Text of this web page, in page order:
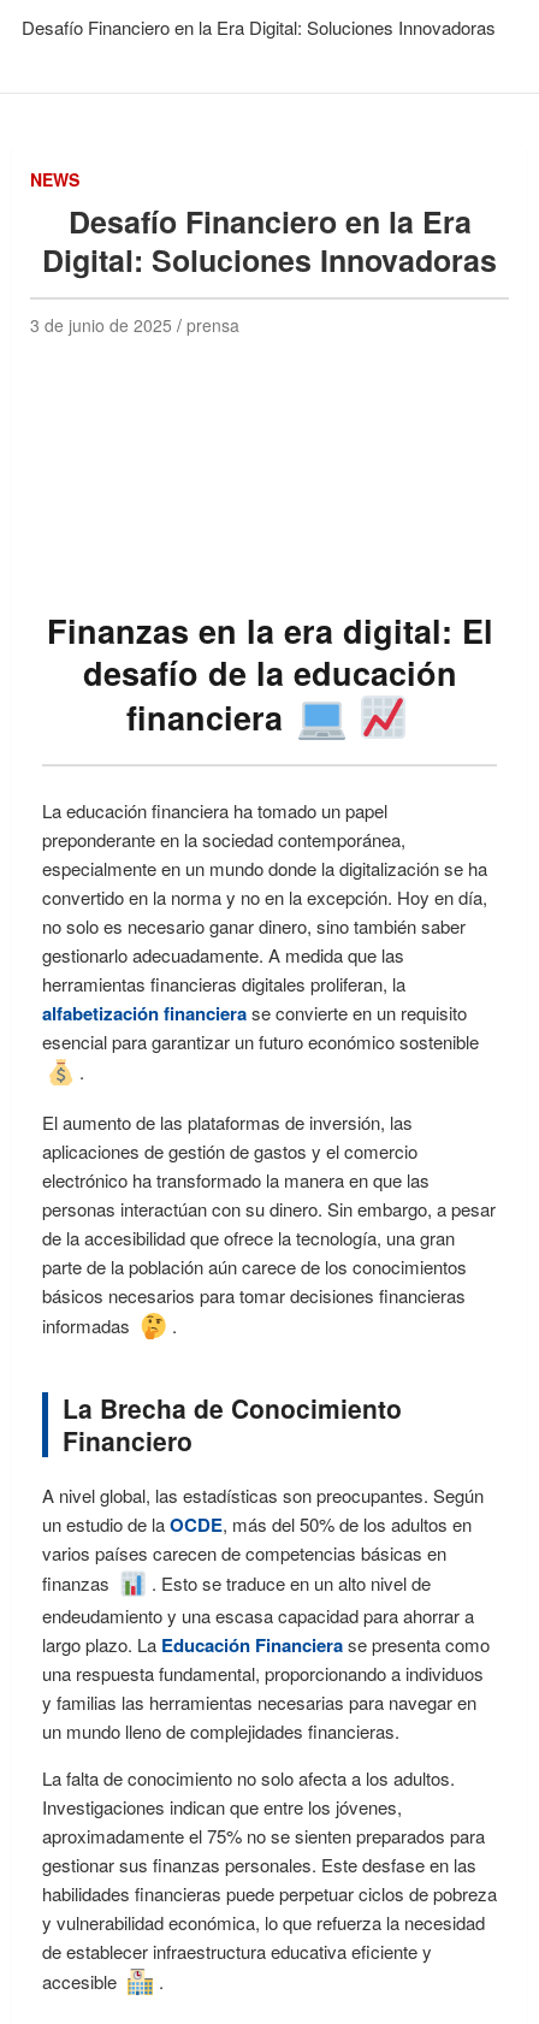
Desafío Financiero en la Era Digital: Soluciones Innovadoras
NEWS
Desafío Financiero en la Era
Digital: Soluciones Innovadoras
3 de junio de 2025 prensa
Finanzas en la era digital: El
desafío de la educación
financiera
La educación financiera ha tomado un papel
preponderante en la sociedad contemporánea,
especialmente en un mundo donde la digitalización se ha
convertido en la norma y no en la excepción. Hoy en día,
no solo es necesario ganar dinero, sino también saber
gestionarlo adecuadamente. A medida que las
herramientas financieras digitales proliferan, la
alfabetización financierase convierte en un requisito
esencial para garantizar un futuro económico sostenible
.
El aumento de las plataformas de inversión, las
aplicaciones de gestión de gastos y el comercio
electrónico ha transformado la manera en que las
personas interactúan con su dinero. Sin embargo, a pesar
de la accesibilidad que ofrece la tecnología, una gran
parte de la población aún carece de los conocimientos
básicos necesarios para tomar decisiones financieras
informadas
.
La Brecha de Conocimiento
Financiero
A nivel global, las estadísticas son preocupantes. Según
un estudio de laOCDE, más del 50% de los adultos en
varios países carecen de competencias básicas en
finanzas
. Esto se traduce en un alto nivel de
endeudamiento y una escasa capacidad para ahorrar a
largo plazo. La Educación Financierase presenta como
una respuesta fundamental, proporcionando a individuos
y familias las herramientas necesarias para navegar en
un mundo lleno de complejidades financieras.
La falta de conocimiento no solo afecta a los adultos.
Investigaciones indican que entre los jóvenes,
aproximadamente el 75% no se sienten preparados para
gestionar sus finanzas personales. Este desfase en las
habilidades financieras puede perpetuar ciclos de pobreza
y vulnerabilidad económica, lo que refuerza la necesidad
de establecer infraestructura educativa eficiente y
accesible
.